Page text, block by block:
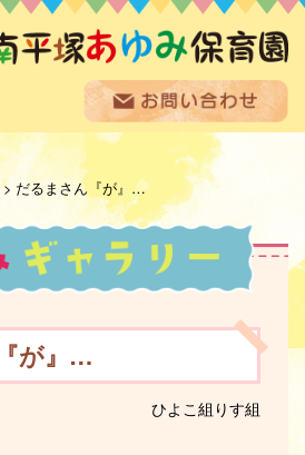
> だるまさん『が』…
が』…
ひよこ組 りす組